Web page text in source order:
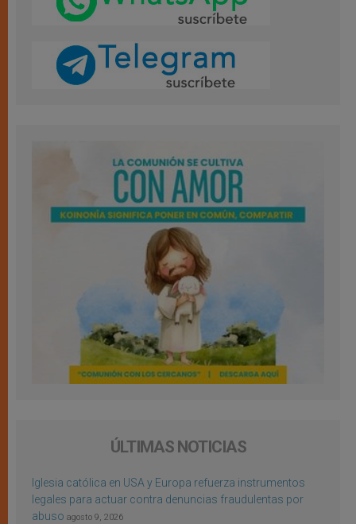
ÚLTIMAS NOTICIAS
Iglesia católica en USA y Europa refuerza instrumentos
legales para actuar contra denuncias fraudulentas por
abuso agosto 9, 2026